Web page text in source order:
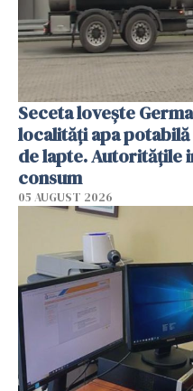
Seceta lovește
localități apa
de lapte. Autoritățile
consum
05 AUGUST 2026